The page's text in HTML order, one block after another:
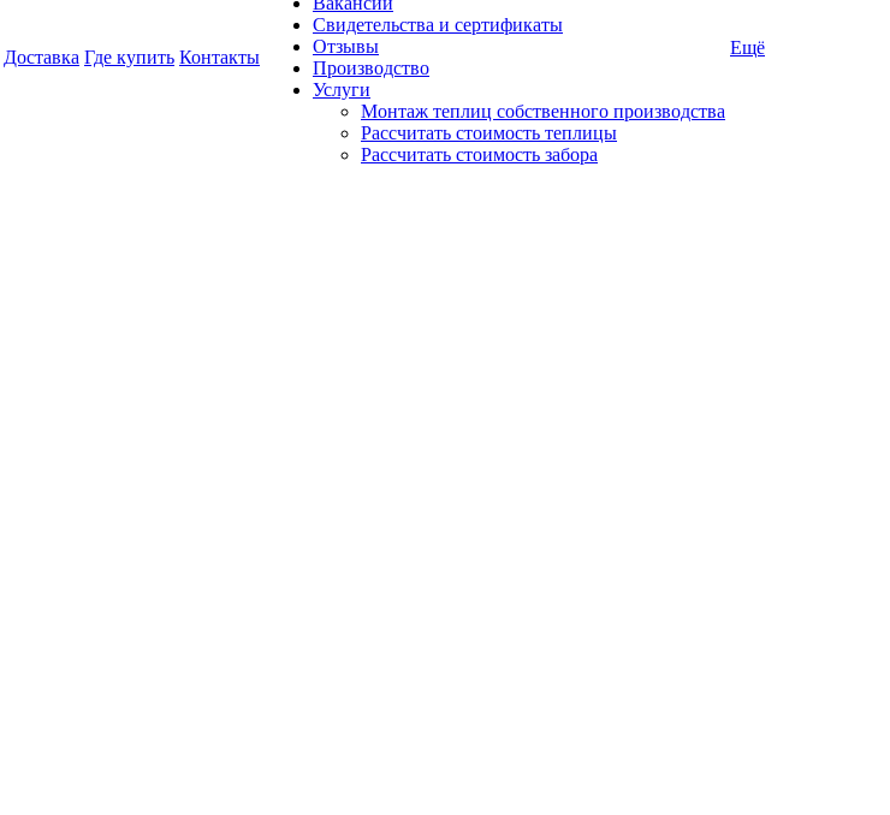
Доставка Где купить Контакты
Свидетельства и сертификаты
Отзывы
Производство
Услуги
Монтаж теплиц собственного производства
Рассчитать стоимость теплицы
Рассчитать стоимость забора
Ещё